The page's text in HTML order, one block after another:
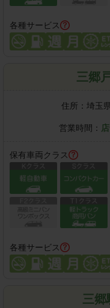
各種サービス
三郷
住所： 埼玉
営業時間：
保有車両クラス
各種サービス
三郷